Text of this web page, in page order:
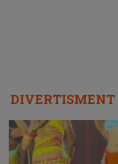
DIVERTISMENT